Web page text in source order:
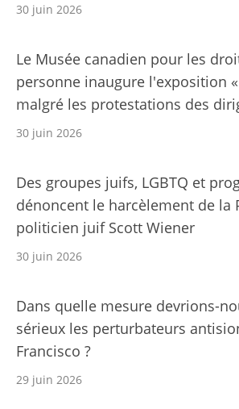
30 juin 2026
Le Musée canadien pour les
personne inaugure l'exposition
malgré les protestations des
30 juin 2026
Des groupes juifs, LGBTQ et
dénoncent le harcèlement de la
politicien juif Scott Wiener
30 juin 2026
Dans quelle mesure devrions-
sérieux les perturbateurs
Francisco ?
29 juin 2026